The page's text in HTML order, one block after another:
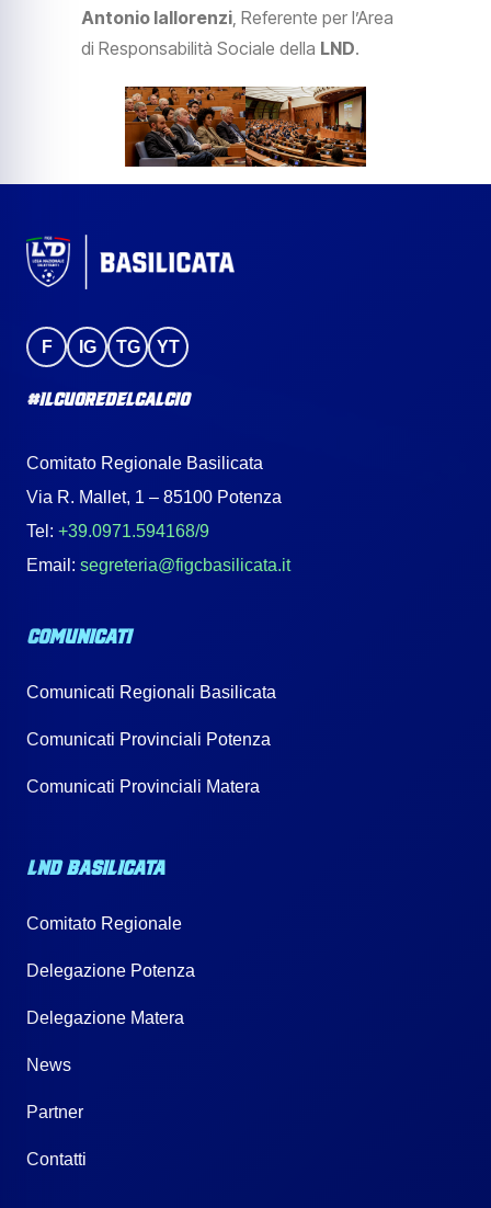
Antonio Iallorenzi, Referente per l’Area
di Responsabilità Sociale della LND.
F IG TG YT
#IlCuoreDelCalcio
Comitato Regionale Basilicata
Via R. Mallet, 1 – 85100 Potenza
Tel: +39.0971.594168/9
Email: segreteria@figcbasilicata.it
COMUNICATI
Comunicati Regionali Basilicata
Comunicati Provinciali Potenza
Comunicati Provinciali Matera
LND BASILICATA
Comitato Regionale
Delegazione Potenza
Delegazione Matera
News
Partner
Contatti